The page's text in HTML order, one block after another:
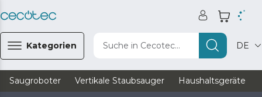
Kategorien Suche in Cecotec... DE
Saugroboter Vertikale Staubsauger Haushaltsgeräte